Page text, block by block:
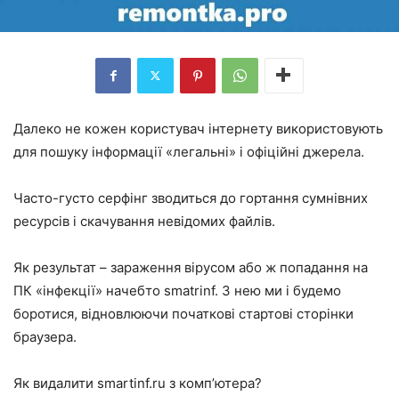
Далеко не кожен користувач інтернету використовують
для пошуку інформації «легальні» і офіційні джерела.
Часто-густо серфінг зводиться до гортання сумнівних
ресурсів і скачування невідомих файлів.
Як результат – зараження вірусом або ж попадання на
ПК «інфекції» начебто smatrinf. З нею ми і будемо
боротися, відновлюючи початкові стартові сторінки
браузера.
Як видалити smartinf.ru з комп’ютера?